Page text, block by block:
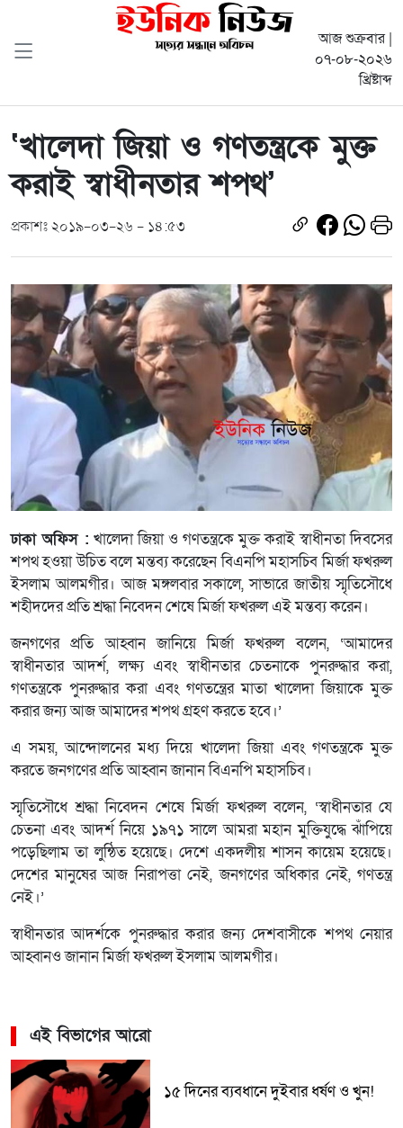
আজ শুক্রবার |
০৭-০৮-২০২৬
খ্রিষ্টাব্দ
‘খালেদা জিয়া ও গণতন্ত্রকে মুক্ত
করাই স্বাধীনতার শপথ’
প্রকাশঃ ২০১৯-০৩-২৬ - ১৪:৫৩
ঢাকা অফিস : খালেদা জিয়া ও গণতন্ত্রকে মুক্ত করাই স্বাধীনতা দিবসের
শপথ হওয়া উচিত বলে মন্তব্য করেছেন বিএনপি মহাসচিব মির্জা ফখরুল
ইসলাম আলমগীর। আজ মঙ্গলবার সকালে, সাভারে জাতীয় স্মৃতিসৌধে
শহীদদের প্রতি শ্রদ্ধা নিবেদন শেষে মির্জা ফখরুল এই মন্তব্য করেন।
জনগণের প্রতি আহ্বান জানিয়ে মির্জা ফখরুল বলেন, ‘আমাদের
স্বাধীনতার আদর্শ, লক্ষ্য এবং স্বাধীনতার চেতনাকে পুনরুদ্ধার করা,
গণতন্ত্রকে পুনরুদ্ধার করা এবং গণতন্ত্রের মাতা খালেদা জিয়াকে মুক্ত
করার জন্য আজ আমাদের শপথ গ্রহণ করতে হবে।’
এ সময়, আন্দোলনের মধ্য দিয়ে খালেদা জিয়া এবং গণতন্ত্রকে মুক্ত
করতে জনগণের প্রতি আহ্বান জানান বিএনপি মহাসচিব।
স্মৃতিসৌধে শ্রদ্ধা নিবেদন শেষে মির্জা ফখরুল বলেন, ‘স্বাধীনতার যে
চেতনা এবং আদর্শ নিয়ে ১৯৭১ সালে আমরা মহান মুক্তিযুদ্ধে ঝাঁপিয়ে
পড়েছিলাম তা লুন্ঠিত হয়েছে। দেশে একদলীয় শাসন কায়েম হয়েছে।
দেশের মানুষের আজ নিরাপত্তা নেই, জনগণের অধিকার নেই, গণতন্ত্র
নেই।’
স্বাধীনতার আদর্শকে পুনরুদ্ধার করার জন্য দেশবাসীকে শপথ নেয়ার
আহ্বানও জানান মির্জা ফখরুল ইসলাম আলমগীর।
এই বিভাগের আরো
১৫ দিনের ব্যবধানে দুইবার ধর্ষণ ও খুন!